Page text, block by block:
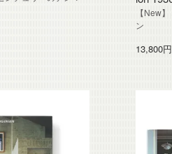
【New
ン
13,800